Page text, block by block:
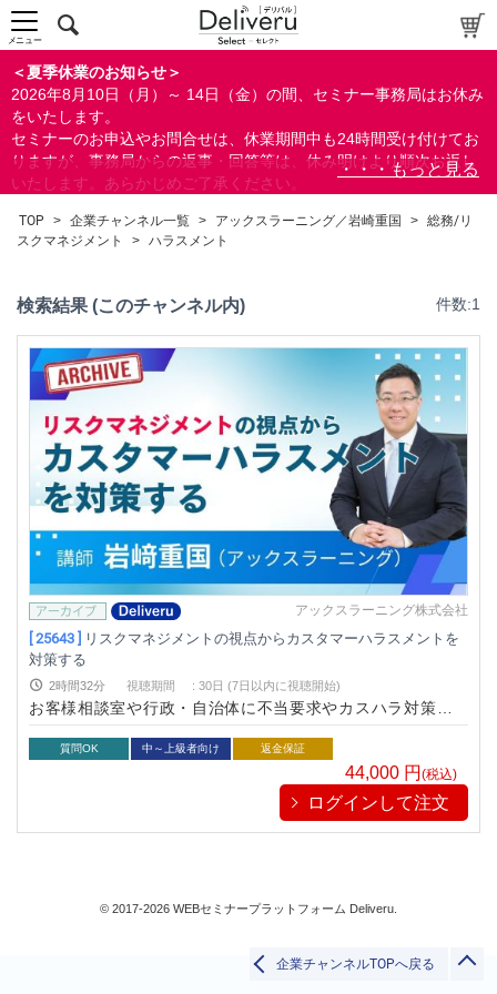
上級者向け
配布資料
指定しない
あり
なし
研修の提供
あり
カテゴリー
経営
人事/労務
総務/リスクマネジメント
コンプライアンス
営業/マーケティング
ビジネススキル
すべて
検索
閉じる
＜夏季休業のお知らせ＞
2026年8月10日（月）～ 14日（金）の間、セミナー事務局はお休み
をいたします。
セミナーのお申込やお問合せは、休業期間中も24時間受け付けてお
りますが、事務局からの返事・回答等は、休み明けより順次お返し
いたします。あらかじめご了承ください。
ができます。
メニュー
TOP > 企業チャンネル一覧 > アックスラーニング／岩崎重国 > 総務/リ
スクマネジメント
> ハラスメント
検索結果 (このチャンネル内) 件数:1
アックスラーニング株式会社
[ 25643 ]
リスクマネジメントの視点からカスタマーハラスメントを
対策する
2時間32分 視聴期間 : 30日 (7日以内に視聴開始)
お客様相談室や行政・自治体に不当要求やカスハラ対策を指
導・研修してきたコンサルタントが、カスハラ抑止・予防策を
リスクマネジメントの観点から解説し、企業や自治体が取り組
質問OK 中～上級者向け 返金保証
44,000 円 (税込)
ログインして注文
企業チャンネルTOPへ戻る
© 2017-2026 WEBセミナープラットフォーム Deliveru.